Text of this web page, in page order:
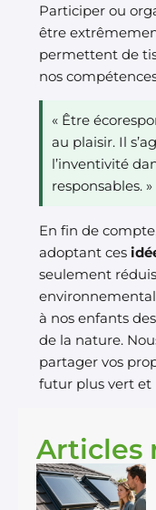
Articles
Participer ou
être
permettent de
nos
« Être
au plaisir. Il
l’inventivité
responsables. »
En fin de
adoptant ces
seulement
à nos enfants
de la nature.
partager vos
futur plus vert et